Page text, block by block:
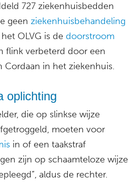
727 ziekenhuisbedden
geen ziekenhuisbehandeling
OLVG is de doorstroom
flink verbeterd door een
Cordaan in het ziekenhuis.
oplichting
die op slinkse wijze
moeten voor
in of een taakstraf
zijn op schaamteloze wijze
aldus de rechter.